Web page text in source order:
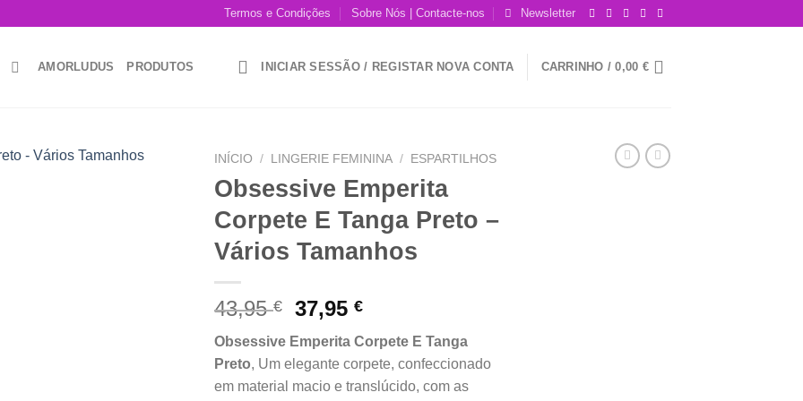
Termos e Condições Sobre Nós | Contacte-nos Newsletter
AMORLUDUS PRODUTOS INICIAR SESSÃO / REGISTAR NOVA CONTA CARRINHO /0,00 €
INÍCIO / LINGERIE FEMININA / ESPARTILHOS
Obsessive Emperita
Corpete E Tanga Preto –
Vários Tamanhos
43,95€
O
original
era:
43,95 €.
37,95€O
atual
é:
37,95 €.
Obsessive Emperita Corpete E Tanga
Preto, Um elegante corpete, confeccionado
em material macio e translúcido, com as